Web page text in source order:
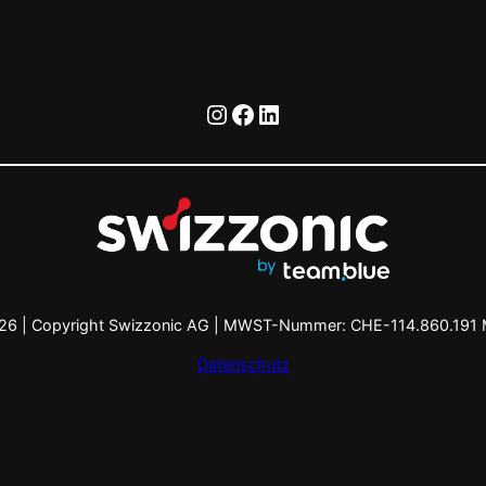
Instagram Facebook LinkedIn
| Copyright Swizzonic AG | MWST-Nummer: CHE-114.860.191
Datenschutz